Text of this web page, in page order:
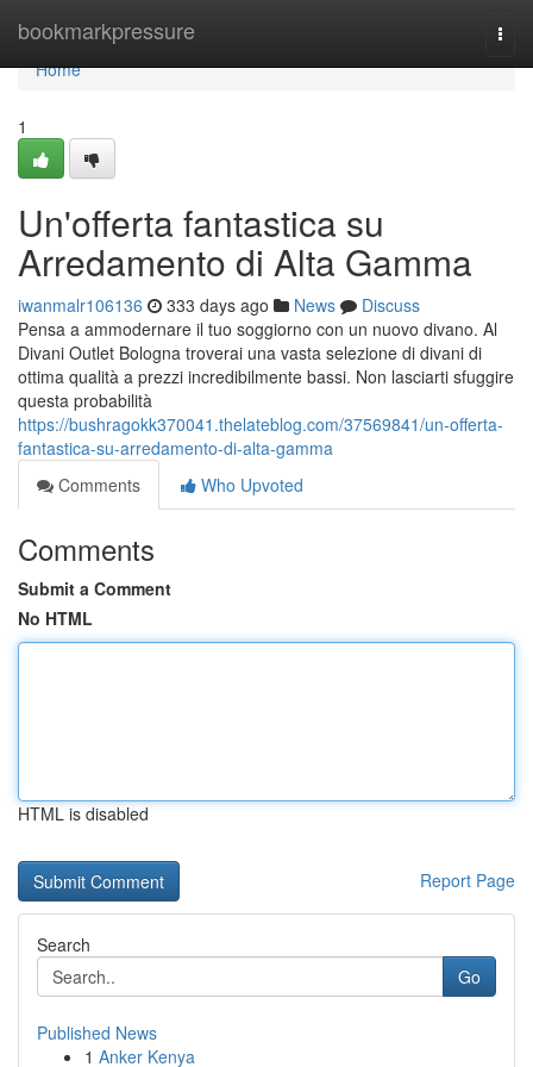
bookmarkpressure
Home
Home
1
Un'offerta fantastica su
Arredamento di Alta Gamma
iwanmalr106136 333 days ago News
Discuss
Pensa a ammodernare il tuo soggiorno con un nuovo divano. Al
Divani Outlet Bologna troverai una vasta selezione di divani di
ottima qualità a prezzi incredibilmente bassi. Non lasciarti sfuggire
questa probabilità
https://bushragokk370041.thelateblog.com/37569841/un-offerta-
fantastica-su-arredamento-di-alta-gamma
Comments
Who Upvoted
Comments
Submit a Comment
No HTML
HTML is disabled
Report Page
Search
Go
Published News
1 Anker Kenya